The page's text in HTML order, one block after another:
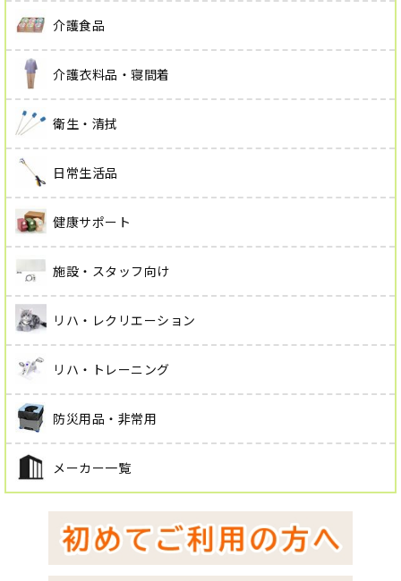
介護食品
介護衣料品・寝間着
衛生・清拭
日常生活品
健康サポート
施設・スタッフ向け
リハ・レクリエーション
リハ・トレーニング
防災用品・非常用
メーカー一覧